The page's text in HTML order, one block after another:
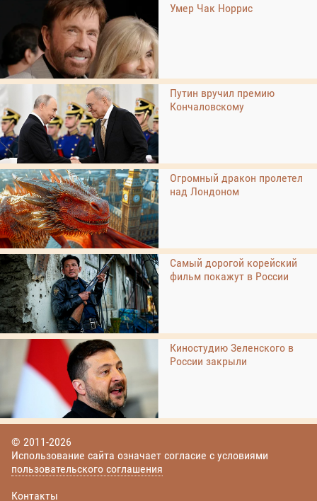
Умер Чак Норрис
Путин вручил премию
Кончаловскому
Огромный дракон пролетел
над Лондоном
Самый дорогой корейский
фильм покажут в России
Киностудию Зеленского в
России закрыли
© 2011-2026
Использование сайта означает согласие с условиями
пользовательского соглашения
Контакты